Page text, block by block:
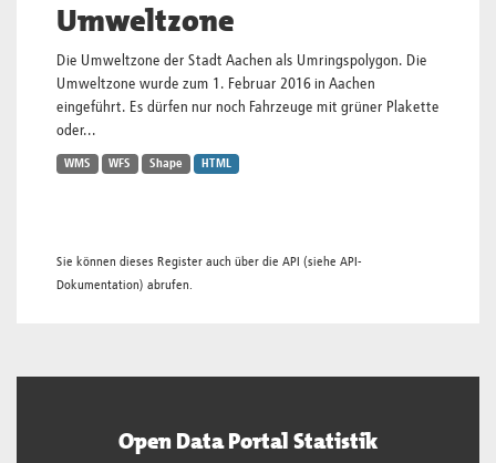
Umweltzone
Die Umweltzone der Stadt Aachen als Umringspolygon. Die
Umweltzone wurde zum 1. Februar 2016 in Aachen
eingeführt. Es dürfen nur noch Fahrzeuge mit grüner Plakette
oder...
WMS WFS Shape HTML
Sie können dieses Register auch über die API (siehe API-
Dokumentation) abrufen.
Open Data Portal Statistik